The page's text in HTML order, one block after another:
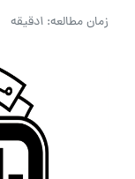
زمان مطالعه: 1دقیقه